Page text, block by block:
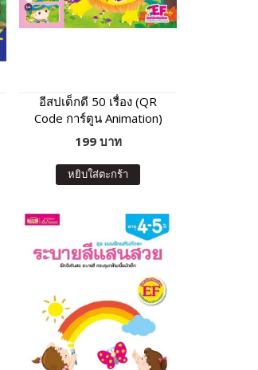
อีสปเด็กดี 50 เรื่อง (QR
Code การ์ตูน Animation)
199 บาท
หยิบใส่ตะกร้า